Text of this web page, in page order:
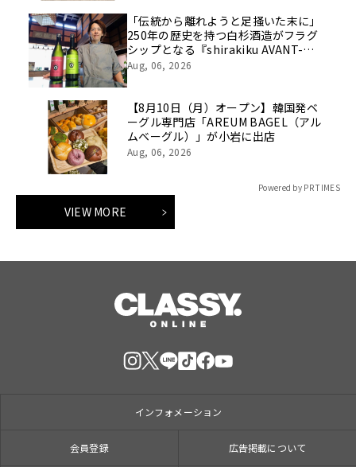
「伝統から離れようと足掻いた末に」
250年の歴史を持つ白杉酒造がフラグ
シップとなる『shirakiku AVANT-
GARDE（アヴァンギャルド）』２銘柄
Aug, 06, 2026
【8月10日（月）オープン】韓国発ベ
ーグル専門店「AREUM BAGEL（アル
ムベーグル）」が小岩に出店
Aug, 06, 2026
Powered by PR TIMES
VIEW MORE
インフォメーション
会員登録 広告掲載について